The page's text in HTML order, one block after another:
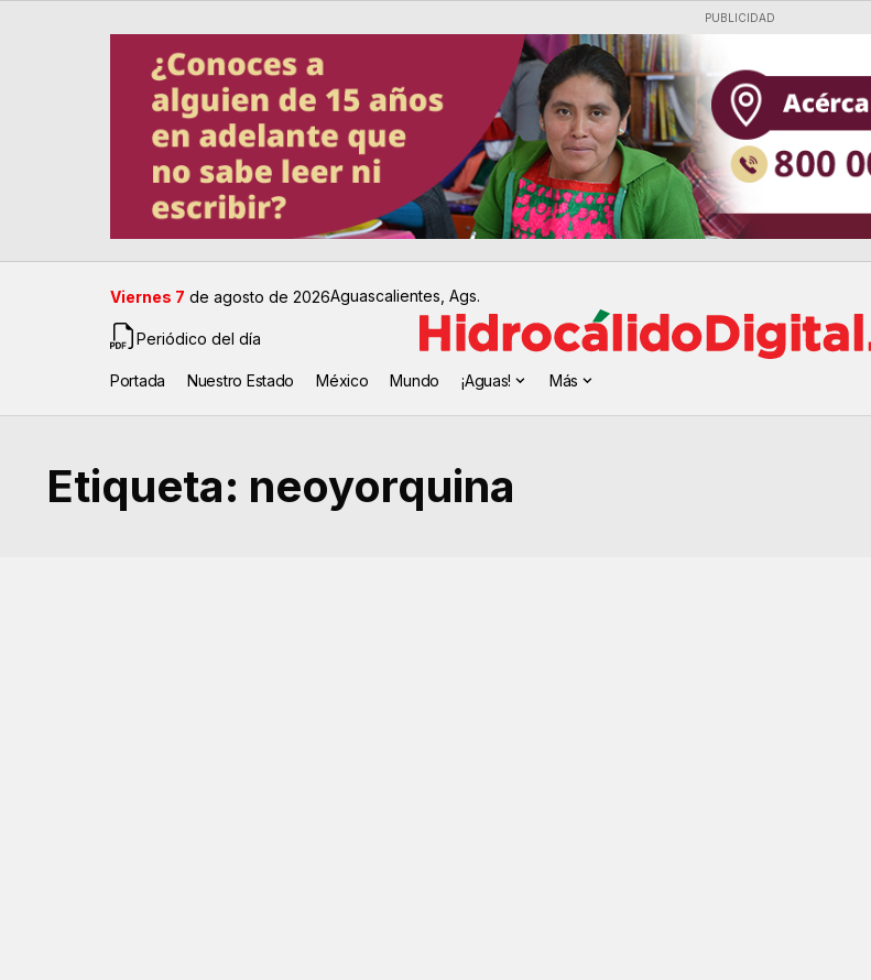
PUBLICIDAD
Viernes 7 de agosto de 2026Aguascalientes, Ags.
Periódico del día
Portada Nuestro Estado México Mundo ¡Aguas! Más
Etiqueta: neoyorquina